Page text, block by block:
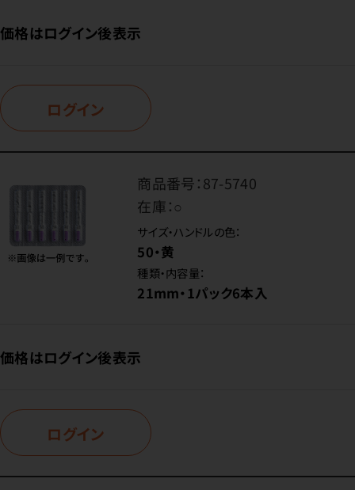
価格はログイン後表示
ログイン
商品番号：87-5740
在庫：○
サイズ・ハンドルの色：
50・黄
種類・内容量：
21mm・1パック6本入
価格はログイン後表示
ログイン